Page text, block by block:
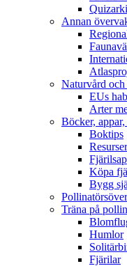
Annan
Naturvård
EUs
Arter
Böcker,
Boktips
Köpa
Bygg
Träna på
Humlor
Fjärilar